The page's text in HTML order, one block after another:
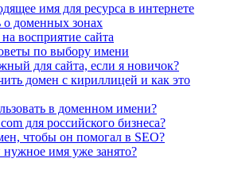
имя для ресурса в интернете
о доменных зонах
восприятие сайта
по выбору имени
для сайта, если я новичок?
домен с кириллицей и как это
в доменном имени?
для российского бизнеса?
чтобы он помогал в SEO?
нужное имя уже занято?